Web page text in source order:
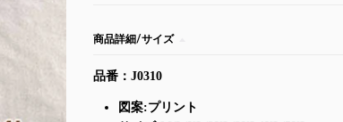
商品詳細/サイズ
品番：J0310
図案:プリント